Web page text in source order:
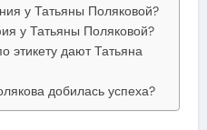
у Татьяны Поляковой?
у Татьяны Поляковой?
этикету дают Татьяна
добилась успеха?